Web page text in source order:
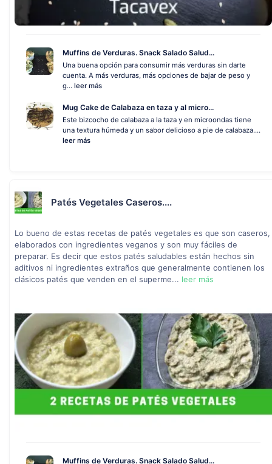
Muffins de Verduras. Snack Salado Salud...
Una buena opción para consumir más verduras sin darte
cuenta. A más verduras, más opciones de bajar de peso y
g... leer más
Mug Cake de Calabaza en taza y al micro...
Este bizcocho de calabaza a la taza y en microondas tiene
una textura húmeda y un sabor delicioso a pie de calabaza....
leer más
Patés Vegetales Caseros....
Lo bueno de estas recetas de patés vegetales es que son caseros,
elaborados con ingredientes veganos y son muy fáciles de
preparar. Es decir que estos patés saludables están hechos sin
aditivos ni ingredientes extraños que generalmente contienen los
clásicos patés que venden en el superme... leer más
Muffins de Verduras. Snack Salado Salud...